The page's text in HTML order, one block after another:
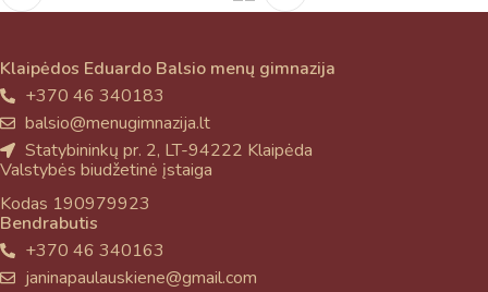
Klaipėdos Eduardo Balsio menų gimnazija
+370 46 340183
balsio@menugimnazija.lt
Statybininkų pr. 2, LT-94222 Klaipėda
Valstybės biudžetinė įstaiga
Kodas 190979923
Bendrabutis
+370 46 340163
janinapaulauskiene@gmail.com